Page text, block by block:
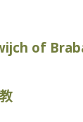
of